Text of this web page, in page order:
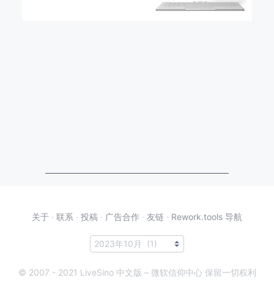
关于 · 联系 · 投稿 · 广告合作 · 友链 · Rework.tools 导航
© 2007 - 2021 LiveSino 中文版 – 微软信仰中心 保留一切权利